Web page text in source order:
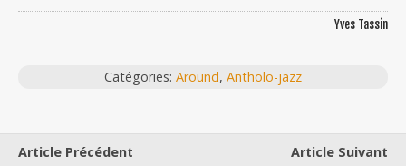
Yves Tassin
Catégories: Around, Antholo-jazz
Article Précédent
Article Suivant